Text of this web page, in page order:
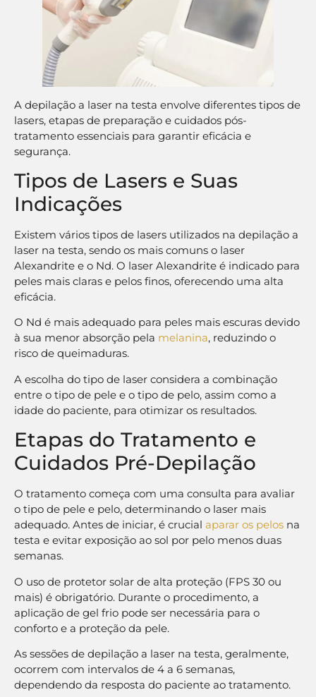
A depilação a laser na testa envolve diferentes tipos de
lasers, etapas de preparação e cuidados pós-
tratamento essenciais para garantir eficácia e
segurança.
Tipos de Lasers e Suas
Indicações
Existem vários tipos de lasers utilizados na depilação a
laser na testa, sendo os mais comuns o laser
Alexandrite e o Nd. O laser Alexandrite é indicado para
peles mais claras e pelos finos, oferecendo uma alta
eficácia.
O Nd é mais adequado para peles mais escuras devido
à sua menor absorção pela melanina, reduzindo o
risco de queimaduras.
A escolha do tipo de laser considera a combinação
entre o tipo de pele e o tipo de pelo, assim como a
idade do paciente, para otimizar os resultados.
Etapas do Tratamento e
Cuidados Pré-Depilação
O tratamento começa com uma consulta para avaliar
o tipo de pele e pelo, determinando o laser mais
adequado. Antes de iniciar, é crucial aparar os pelos na
testa e evitar exposição ao sol por pelo menos duas
semanas.
O uso de protetor solar de alta proteção (FPS 30 ou
mais) é obrigatório. Durante o procedimento, a
aplicação de gel frio pode ser necessária para o
conforto e a proteção da pele.
As sessões de depilação a laser na testa, geralmente,
ocorrem com intervalos de 4 a 6 semanas,
dependendo da resposta do paciente ao tratamento.